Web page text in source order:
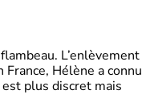
L’enlèvement
Hélène a connu
plus discret mais